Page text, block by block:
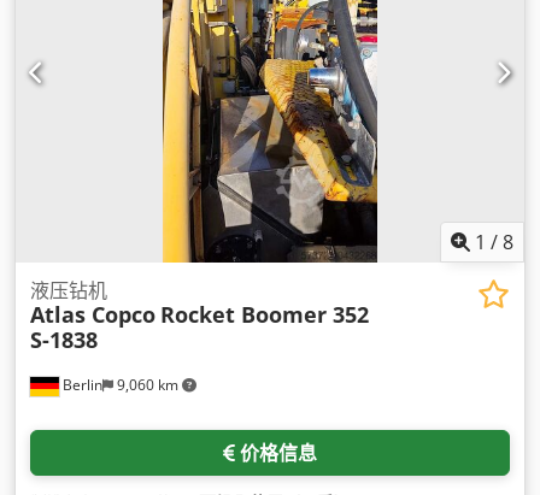
1 /8
Berlin 9,060 km
液压钻机
Atlas Copco Rocket Boomer 352
S-1838
价格信息